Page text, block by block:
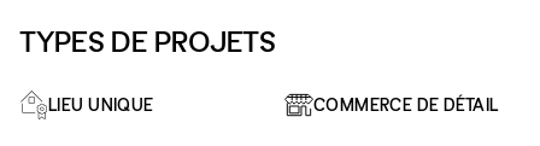
TYPES DE PROJETS
LIEU UNIQUE COMMERCE DE DÉTAIL